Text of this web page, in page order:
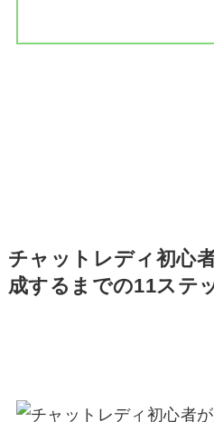
チャットレディ初心
成するまでの11ステ